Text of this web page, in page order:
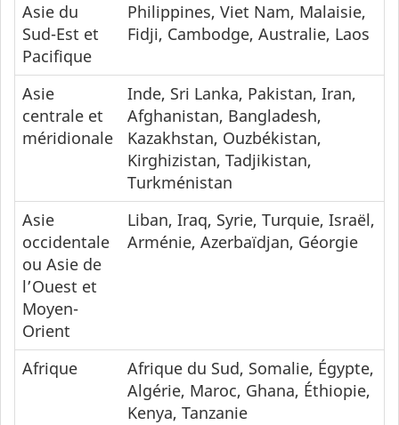
Asie du
Sud-Est et
Pacifique
Philippines, Viet Nam, Malaisie,
Fidji, Cambodge, Australie, Laos
Asie
centrale et
méridionale
Inde, Sri Lanka, Pakistan, Iran,
Afghanistan, Bangladesh,
Kazakhstan, Ouzbékistan,
Kirghizistan, Tadjikistan,
Turkménistan
Asie
occidentale
ou Asie de
l’Ouest et
Moyen-
Orient
Liban, Iraq, Syrie, Turquie, Israël,
Arménie, Azerbaïdjan, Géorgie
Afrique
Afrique du Sud, Somalie, Égypte,
Algérie, Maroc, Ghana, Éthiopie,
Kenya, Tanzanie